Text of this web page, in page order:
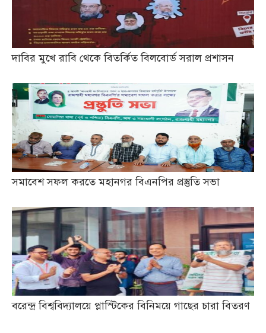
দাবির মুখে রাবি থেকে বিতর্কিত বিলবোর্ড সরাল প্রশাসন
সমাবেশ সফল করতে মহানগর বিএনপির প্রস্তুতি সভা
বরেন্দ্র বিশ্ববিদ্যালয়ে প্লাস্টিকের বিনিময়ে গাছের চারা বিতরণ